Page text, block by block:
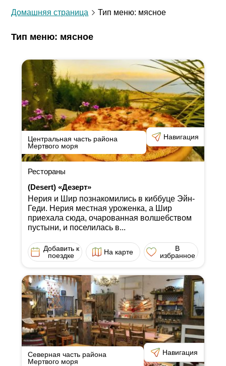
Домашняя страница Тип меню: мясное
Тип меню: мясное
Центральная часть района
Мертвого моря
Навигация
Рестораны
(Desert) «Дезерт»
Нерия и Шир познакомились в киббуце Эйн-
Геди. Нерия местная уроженка, а Шир
приехала сюда, очарованная волшебством
пустыни, и поселилась в...
Добавить к
поездке
На карте
В
избранное
Северная часть района
Мертвого моря
Навигация